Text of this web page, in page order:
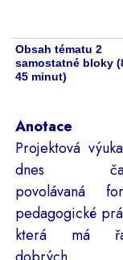
Obsah tématu 2
samostatné bloky
45 minut)
Anotace
Projektová
dnes
povolávaná
pedagogické
která má